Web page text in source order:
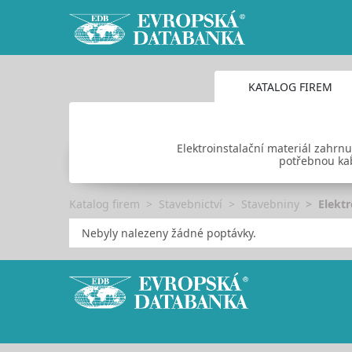
KATALOG FIREM
Elektroinstalační materiál
potřebnou
Katalog firem Stavebnictví Stavebniny
Nebyly nalezeny žádné poptávky.